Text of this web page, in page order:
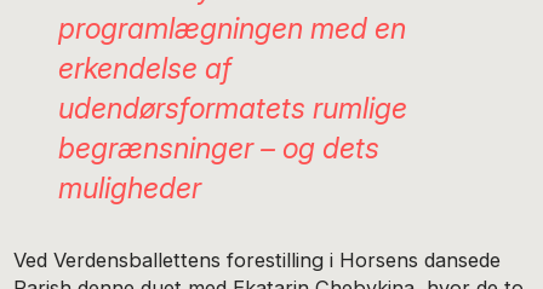
programlægningen med en
erkendelse af
udendørsformatets rumlige
begrænsninger – og dets
muligheder
Ved Verdensballettens forestilling i Horsens dansede